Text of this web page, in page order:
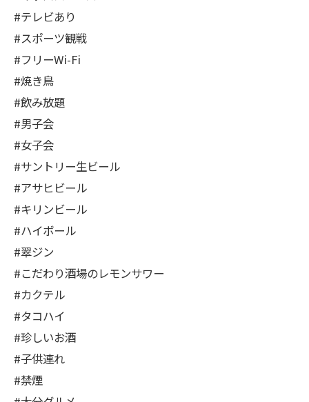
#テレビあり
#スポーツ観戦
#フリーWi-Fi
#焼き鳥
#飲み放題
#男子会
#女子会
#サントリー生ビール
#アサヒビール
#キリンビール
#ハイボール
#翠ジン
#こだわり酒場のレモンサワー
#カクテル
#タコハイ
#珍しいお酒
#子供連れ
#禁煙